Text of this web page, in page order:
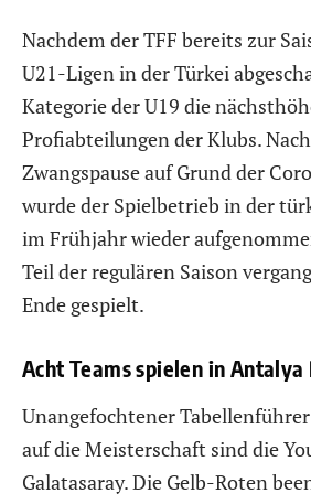
Nachdem der TFF bereits zur
U21-Ligen in der Türkei
Kategorie der U19 die
Profiabteilungen der Klubs.
Zwangspause auf Grund der
wurde der Spielbetrieb in der
im Frühjahr wieder
Teil der regulären Saison
Ende gespielt.
Acht Teams spielen in
Unangefochtener
auf die Meisterschaft sind die
Galatasaray. Die Gelb-Roten